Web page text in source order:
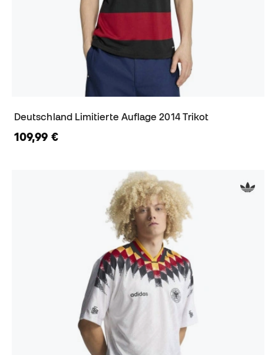
Deutschland Limitierte Auflage 2014 Trikot
109,99 €